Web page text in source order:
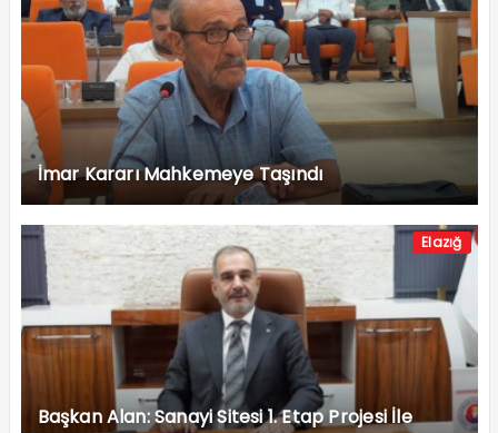
İmar Kararı Mahkemeye Taşındı
Elazığ
Başkan Alan: Sanayi Sitesi 1. Etap Projesi İle